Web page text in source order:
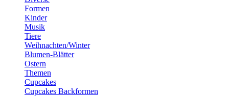
Formen
Kinder
Musik
Tiere
Weihnachten/Winter
Blumen-Blätter
Ostern
Themen
Cupcakes
Cupcakes Backformen